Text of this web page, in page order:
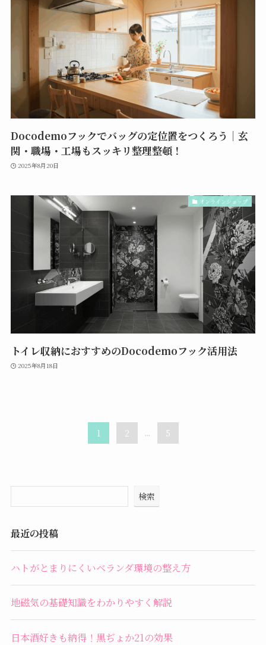
Docodemoフックでバッグの定位置をつくろう｜玄
関・職場・工場もスッキリ整理整頓！
2025年8月20日
オンラインショップ
トイレ収納におすすめのDocodemoフック活用法
2025年8月18日
1 2 ... 5
検索
最近の投稿
ハトがとまりにくいベランダ環境の整え方
地磁気の基礎知識をわかりやすく解説
日本酒好きも納得！黒ぢょか21の効果